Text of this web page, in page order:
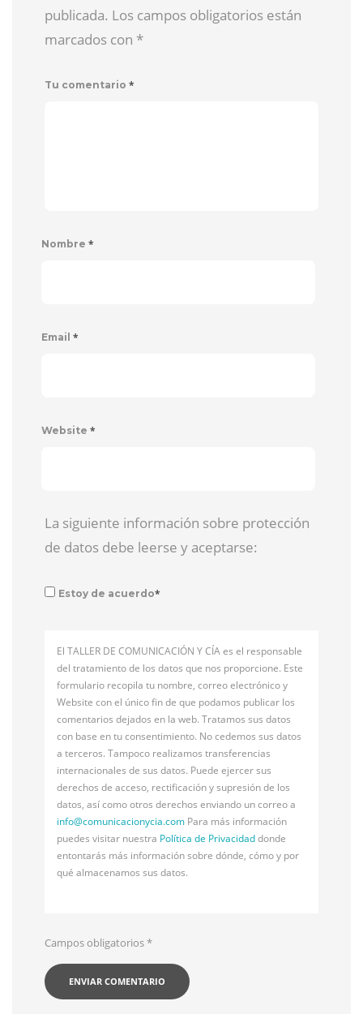
publicada. Los campos obligatorios están
marcados con *
Tu comentario *
Nombre *
Email *
Website *
La siguiente información sobre protección
de datos debe leerse y aceptarse:
Estoy de acuerdo*
El TALLER DE COMUNICACIÓN Y CÍA es el responsable
del tratamiento de los datos que nos proporcione. Este
formulario recopila tu nombre, correo electrónico y
Website con el único fin de que podamos publicar los
comentarios dejados en la web. Tratamos sus datos
con base en tu consentimiento. No cedemos sus datos
a terceros. Tampoco realizamos transferencias
internacionales de sus datos. Puede ejercer sus
derechos de acceso, rectificación y supresión de los
datos, así como otros derechos enviando un correo a
info@comunicacionycia.com Para más información
puedes visitar nuestra Política de Privacidaddonde
entontarás más información sobre dónde, cómo y por
qué almacenamos sus datos.
Campos obligatorios*